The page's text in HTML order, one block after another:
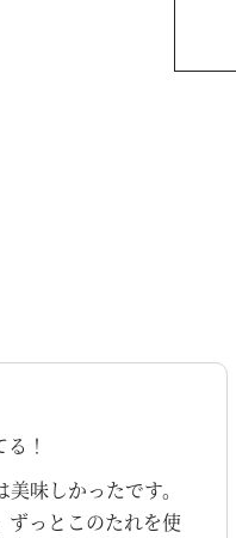
！
味しかったです。
ずっとこのたれを使